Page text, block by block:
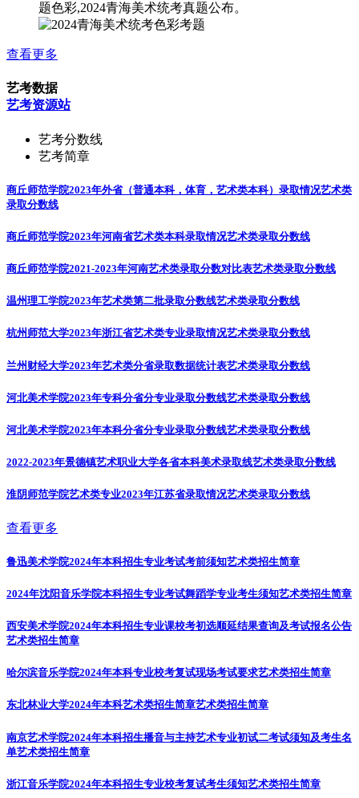
题色彩,2024青海美术统考真题公布。
查看更多
艺考数据
艺考资源站
艺考分数线
艺考简章
商丘师范学院2023年外省（普通本科，体育，艺术类本科）录取情况艺术类
录取分数线
商丘师范学院2023年河南省艺术类本科录取情况艺术类录取分数线
商丘师范学院2021-2023年河南艺术类录取分数对比表艺术类录取分数线
温州理工学院2023年艺术类第二批录取分数线艺术类录取分数线
杭州师范大学2023年浙江省艺术类专业录取情况艺术类录取分数线
兰州财经大学2023年艺术类分省录取数据统计表艺术类录取分数线
河北美术学院2023年专科分省分专业录取分数线艺术类录取分数线
河北美术学院2023年本科分省分专业录取分数线艺术类录取分数线
2022-2023年景德镇艺术职业大学各省本科美术录取线艺术类录取分数线
淮阴师范学院艺术类专业2023年江苏省录取情况艺术类录取分数线
查看更多
鲁迅美术学院2024年本科招生专业考试考前须知艺术类招生简章
2024年沈阳音乐学院本科招生专业考试舞蹈学专业考生须知艺术类招生简章
西安美术学院2024年本科招生专业课校考初选顺延结果查询及考试报名公告
艺术类招生简章
哈尔滨音乐学院2024年本科专业校考复试现场考试要求艺术类招生简章
东北林业大学2024年本科艺术类招生简章艺术类招生简章
南京艺术学院2024年本科招生播音与主持艺术专业初试二考试须知及考生名
单艺术类招生简章
浙江音乐学院2024年本科招生专业校考复试考生须知艺术类招生简章